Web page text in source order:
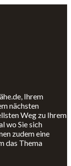
Ihrem
nächsten
Weg zu Ihrem
wo Sie sich
zudem eine
das Thema